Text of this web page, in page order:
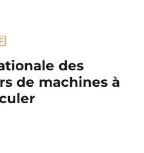
des
de machines à